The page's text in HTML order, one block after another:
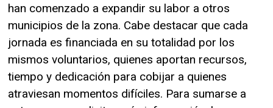
han comenzado a expandir su labor a otros
municipios de la zona. Cabe destacar que cada
jornada es financiada en su totalidad por los
mismos voluntarios, quienes aportan recursos,
tiempo y dedicación para cobijar a quienes
atraviesan momentos difíciles. Para sumarse a